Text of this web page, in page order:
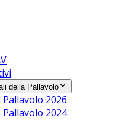
della Pallavolo
2026
2024